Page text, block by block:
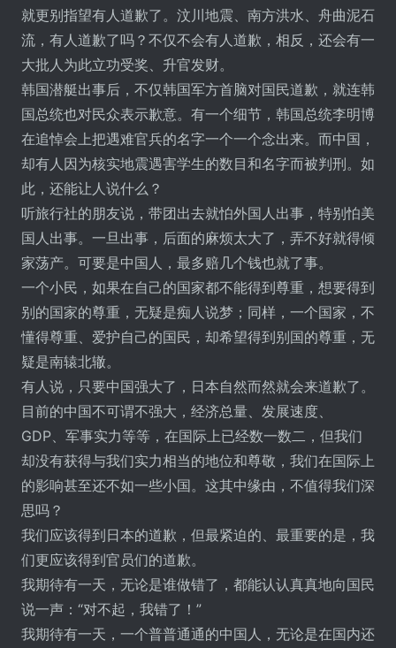
就更别指望有人道歉了。汶川地震、南方洪水、舟曲泥石
流，有人道歉了吗？不仅不会有人道歉，相反，还会有一
大批人为此立功受奖、升官发财。
韩国潜艇出事后，不仅韩国军方首脑对国民道歉，就连韩
国总统也对民众表示歉意。有一个细节，韩国总统李明博
在追悼会上把遇难官兵的名字一个一个念出来。而中国，
却有人因为核实地震遇害学生的数目和名字而被判刑。如
此，还能让人说什么？
听旅行社的朋友说，带团出去就怕外国人出事，特别怕美
国人出事。一旦出事，后面的麻烦太大了，弄不好就得倾
家荡产。可要是中国人，最多赔几个钱也就了事。
一个小民，如果在自己的国家都不能得到尊重，想要得到
别的国家的尊重，无疑是痴人说梦；同样，一个国家，不
懂得尊重、爱护自己的国民，却希望得到别国的尊重，无
疑是南辕北辙。
有人说，只要中国强大了，日本自然而然就会来道歉了。
目前的中国不可谓不强大，经济总量、发展速度、
GDP、军事实力等等，在国际上已经数一数二，但我们
却没有获得与我们实力相当的地位和尊敬，我们在国际上
的影响甚至还不如一些小国。这其中缘由，不值得我们深
思吗？
我们应该得到日本的道歉，但最紧迫的、最重要的是，我
们更应该得到官员们的道歉。
我期待有一天，无论是谁做错了，都能认认真真地向国民
说一声：“对不起，我错了！”
我期待有一天，一个普普通通的中国人，无论是在国内还